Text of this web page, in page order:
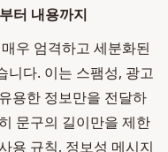
터 내용까지
우 엄격하고 세분화된
니다. 이는 스팸성, 광고
용한 정보만을 전달하
문구의 길이만을 제한
용 규칙, 정보성 메시지